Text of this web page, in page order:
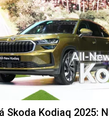
Skoda Kodiaq 2025: